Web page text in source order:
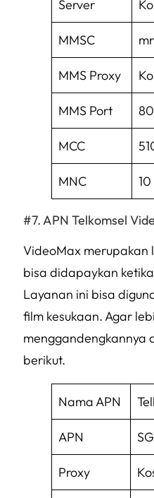
Server
MMSC
MMS Proxy
MMS Port
MCC
MNC 10
APN Telkomsel
VideoMax merupakan
bisa didapaykan
Layanan ini bisa
film kesukaan. Agar
menggandengkannya
berikut.
Nama APN
APN
Proxy